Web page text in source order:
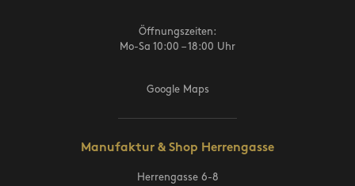
Öffnungszeiten:
Mo-Sa 10:00 – 18:00 Uhr
Google Maps
Manufaktur & Shop Herrengasse
Herrengasse 6-8